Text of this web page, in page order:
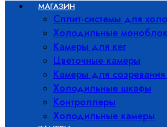
МАГАЗИН
Сплит-системы для
Холодильные
Камеры для кег
Цветочные камеры
Камеры для
Холодильные шкафы
Контроллеры
Холодильные камеры